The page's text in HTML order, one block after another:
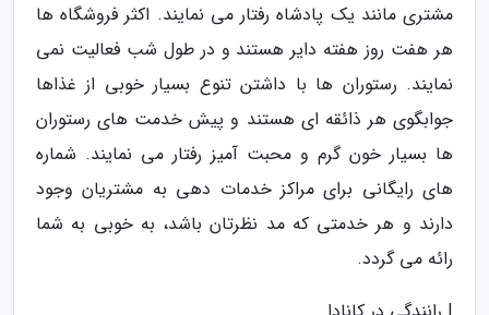
مشتری مانند یک پادشاه رفتار می نمایند. اکثر فروشگاه ها
هر هفت روز هفته دایر هستند و در طول شب فعالیت نمی
نمایند. رستوران ها با داشتن تنوع بسیار خوبی از غذاها
جوابگوی هر ذائقه ای هستند و پیش خدمت های رستوران
ها بسیار خون گرم و محبت آمیز رفتار می نمایند. شماره
های رایگانی برای مراکز خدمات دهی به مشتریان وجود
دارند و هر خدمتی که مد نظرتان باشد، به خوبی به شما
رائه می گردد.